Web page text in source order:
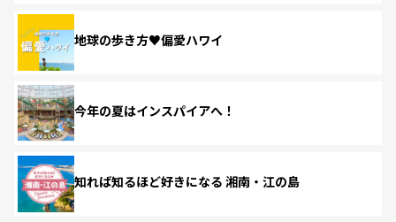
地球の歩き方♥偏愛ハワイ
今年の夏はインスパイアへ！
知れば知るほど好きになる 湘南・江の島